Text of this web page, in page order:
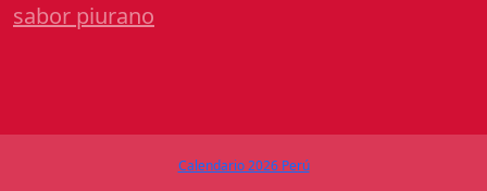
sabor piurano
Calendario 2026 Perú